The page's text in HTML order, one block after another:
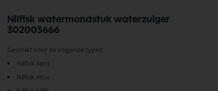
Nilfisk watermondstuk waterzuiger
302003666
Geschikt voor de volgende types:
Nilfisk Aero
Nilfisk Attix